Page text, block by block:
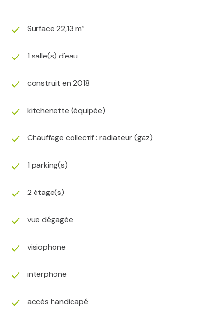
Surface 22,13 m²
1 salle(s) d'eau
construit en 2018
kitchenette (équipée)
Chauffage collectif : radiateur (gaz)
1 parking(s)
2 étage(s)
vue dégagée
visiophone
interphone
accès handicapé